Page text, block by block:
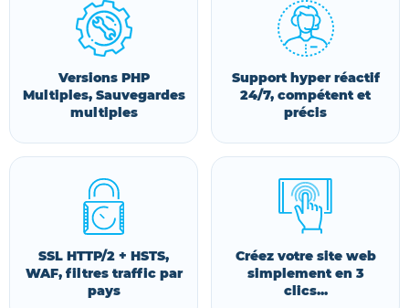
Versions PHP
Multiples, Sauvegardes
multiples
Support hyper réactif
24/7, compétent et
précis
SSL HTTP/2 + HSTS,
WAF, filtres traffic par
pays
Créez votre site web
simplement en 3
clics...